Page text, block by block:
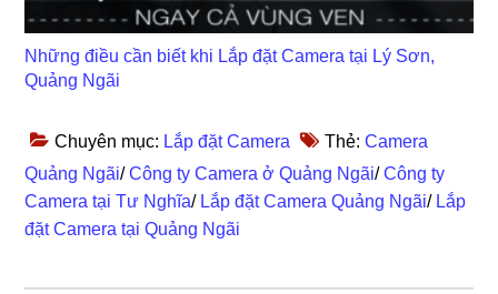
Những điều cần biết khi Lắp đặt Camera tại Lý Sơn,
Quảng Ngãi
Chuyên mục: Lắp đặt Camera Thẻ:Camera
Quảng Ngãi/Công ty Camera ở Quảng Ngãi/Công ty
Camera tại Tư Nghĩa/ Lắp đặt Camera Quảng Ngãi/ Lắp
đặt Camera tại Quảng Ngãi